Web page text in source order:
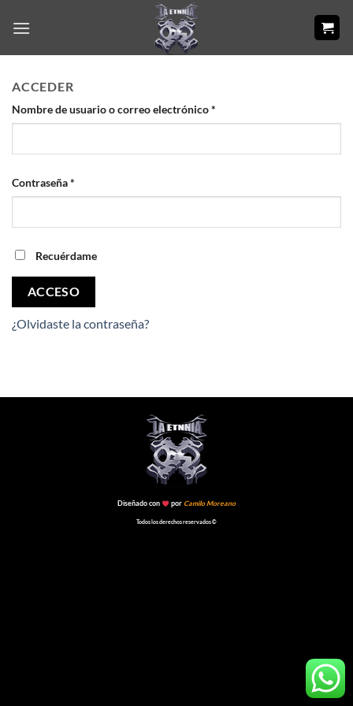
ACCEDER
Nombre de usuario o correo electrónico*
Contraseña*
Recuérdame
ACCESO
¿Olvidaste la contraseña?
Diseñado con por Camilo Moreano
Todos los derechos reservados ©